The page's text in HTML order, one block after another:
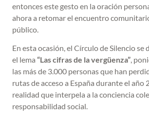
entonces este gesto en la oración
ahora a retomar el encuentro
público.
En esta ocasión, el Círculo de Silencio se
el lema “Las cifras de la vergüenza”,
las más de 3.000 personas que han
rutas de acceso a España durante el año
realidad que interpela a la conciencia
responsabilidad social.